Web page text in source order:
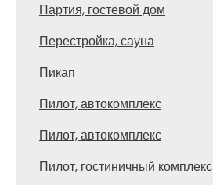
Партия, гостевой дом
Перестройка, сауна
Пикап
Пилот, автокомплекс
Пилот, автокомплекс
Пилот, гостиничный комплекс